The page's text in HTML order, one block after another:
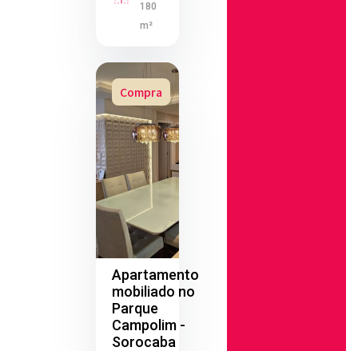
180
m²
Compra
Apartamento
mobiliado no
Parque
Campolim -
Sorocaba